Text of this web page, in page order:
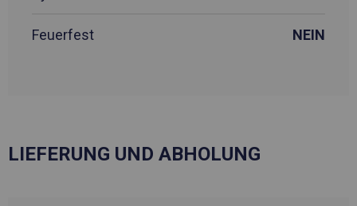
Feuerfest NEIN
LIEFERUNG UND ABHOLUNG